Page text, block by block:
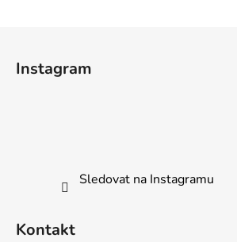
Instagram
Sledovat na Instagramu
Kontakt